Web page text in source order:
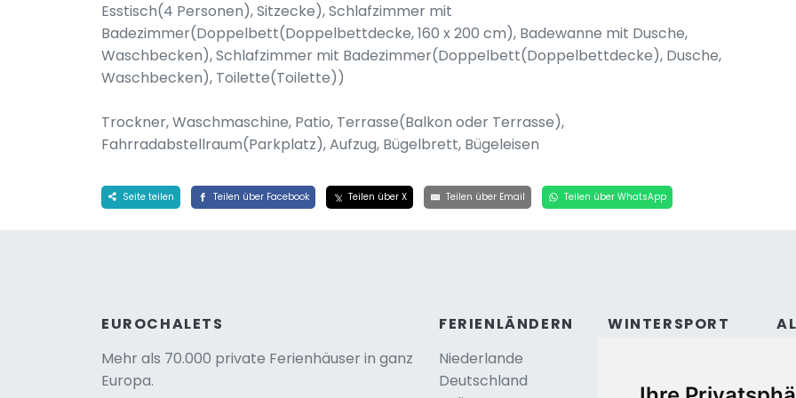
Esstisch(4 Personen), Sitzecke), Schlafzimmer mit
Badezimmer(Doppelbett(Doppelbettdecke, 160 x 200 cm), Badewanne mit Dusche,
Waschbecken), Schlafzimmer mit Badezimmer(Doppelbett(Doppelbettdecke), Dusche,
Waschbecken), Toilette(Toilette))
Trockner, Waschmaschine, Patio, Terrasse(Balkon oder Terrasse),
Fahrradabstellraum(Parkplatz), Aufzug, Bügelbrett, Bügeleisen
Seite teilen Teilen über Facebook Teilen über X Teilen über Email Teilen über WhatsApp
EUROCHALETS
Mehr als 70.000 private Ferienhäuser in ganz
Europa.
FERIENLÄNDERN
Niederlande
Deutschland
WINTERSPORT